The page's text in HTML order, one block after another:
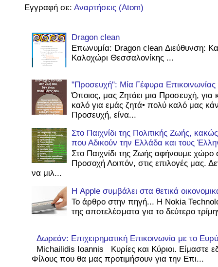
Εγγραφή σε: Αναρτήσεις (Atom)
Dragon clean
Επωνυμία: Dragon clean Διεύθυνση:
Καλοχώρι Θεσσαλονίκης ...
"Προσευχή": Μία Γέφυρα
Όποιος, μας Ζητάει μια Προσευχή, για
καλό για εμάς ζητά• πολύ καλό μας
Προσευχή, είνα...
Στο Παιχνίδι της Πολιτικής Ζωής,
που Αδικούν την Ελλάδα και τους
Στο Παιχνίδι της Ζωής αφήνουμε
Προσοχή Λοιπόν, στις επιλογές μας.
να μιλ...
Η Apple συμβάλει στα θετικά
Το άρθρο στην πηγή... Η Nokia
της αποτελέσματα για το δεύτερο
Δωρεάν: Επιχειρηματική Επικοινωνία με το
Michailidis Ioannis Κυρίες και Κύριοι. Είμαστε
Φίλους που θα μας προτιμήσουν για την Επι...